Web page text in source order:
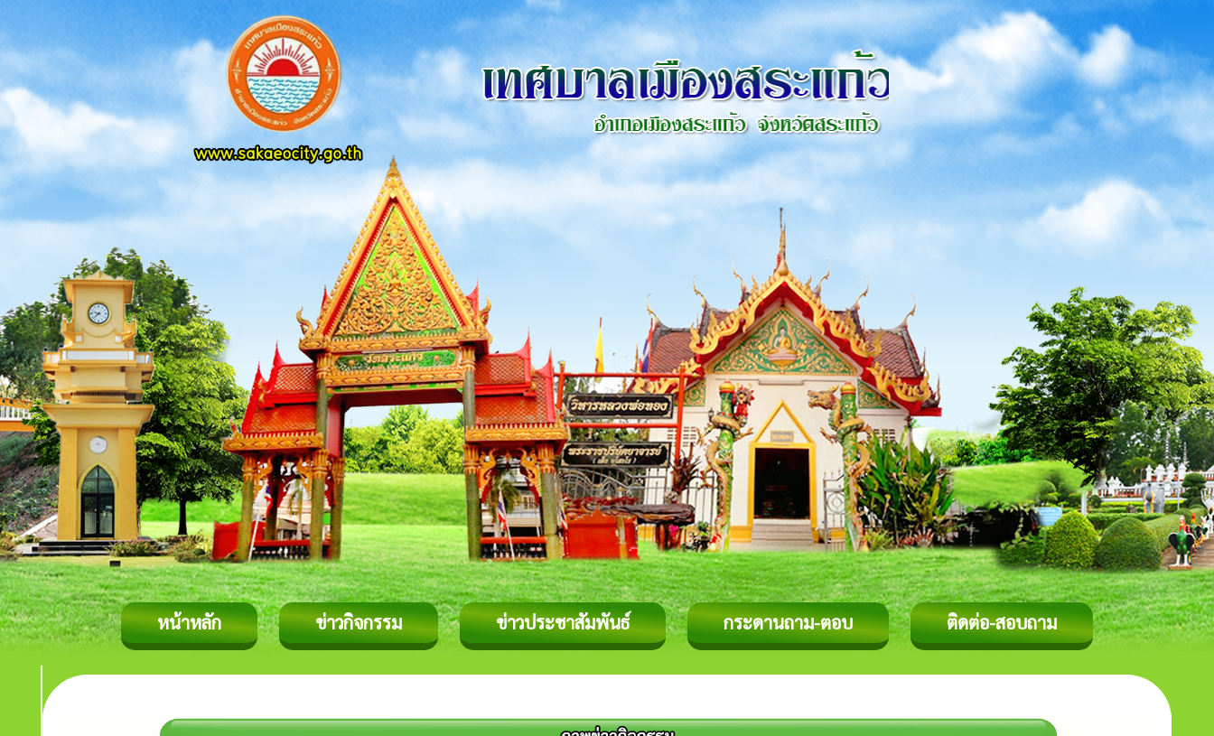
หน้าหลัก ข่าวกิจกรรม ข่าวประชาสัมพันธ์ กระดานถาม-ตอบ ติดต่อ-สอบถาม